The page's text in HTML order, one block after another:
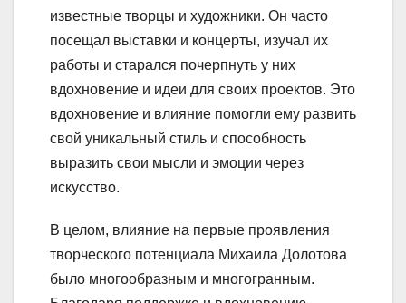
известные творцы и художники. Он часто
посещал выставки и концерты, изучал их
работы и старался почерпнуть у них
вдохновение и идеи для своих проектов. Это
вдохновение и влияние помогли ему развить
свой уникальный стиль и способность
выразить свои мысли и эмоции через
искусство.
В целом, влияние на первые проявления
творческого потенциала Михаила Долотова
было многообразным и многогранным.